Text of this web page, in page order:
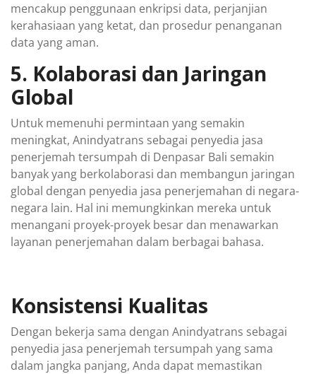
mencakup penggunaan enkripsi data, perjanjian
kerahasiaan yang ketat, dan prosedur penanganan
data yang aman.
5. Kolaborasi dan Jaringan
Global
Untuk memenuhi permintaan yang semakin
meningkat, Anindyatrans sebagai penyedia jasa
penerjemah tersumpah di Denpasar Bali semakin
banyak yang berkolaborasi dan membangun jaringan
global dengan penyedia jasa penerjemahan di negara-
negara lain. Hal ini memungkinkan mereka untuk
menangani proyek-proyek besar dan menawarkan
layanan penerjemahan dalam berbagai bahasa.
Konsistensi Kualitas
Dengan bekerja sama dengan Anindyatrans sebagai
penyedia jasa penerjemah tersumpah yang sama
dalam jangka panjang, Anda dapat memastikan